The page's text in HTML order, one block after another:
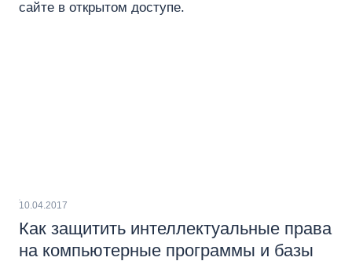
сайте в открытом доступе.
10.04.2017
Как защитить интеллектуальные права
на компьютерные программы и базы